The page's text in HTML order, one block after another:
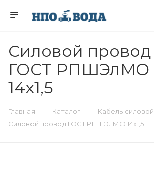
Силовой провод
ГОСТ РПШЭлМО
14х1,5
Главная — Каталог — Кабель силовой
Силовой провод ГОСТ РПШЭлМО 14х1,5